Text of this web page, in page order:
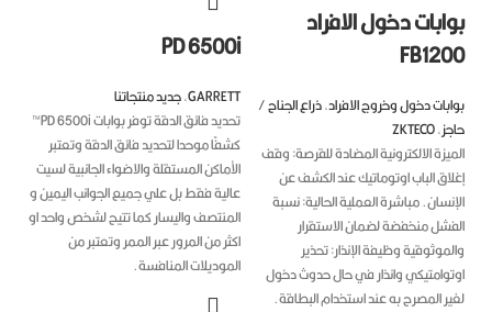
دخول الافراد
دخول وخروج الافراد,ذراع الجناح /
ZKTECO
الالكترونية المضادة للقرصة: وقف
الباب اوتوماتيك عند الكشف عن
مباشرة العملية الحالية: نسبة
منخفضة لضمان الاستقرار
وظيفة الإنذار: تحذير
وانذار في حال حدوث دخول
المصرح به عند استخدام البطاقة.
PD 6500i
GARRETT
,جديد منتجاتنا
تحديد فائق الدقة توفر بوابات PD 6500i™
كشفًا موحدا لتحديد فائق الدقة وتعتبر
الأماكن المستقلة والاضواء الجانبية لسيت
عالية فقط بل علي جميع الجوانب اليمين و
المنتصف واليسار كما تتيح لشخص واحد او
اكثر من المرور عبر الممر وتعتبر من
الموديلات المنافسة.